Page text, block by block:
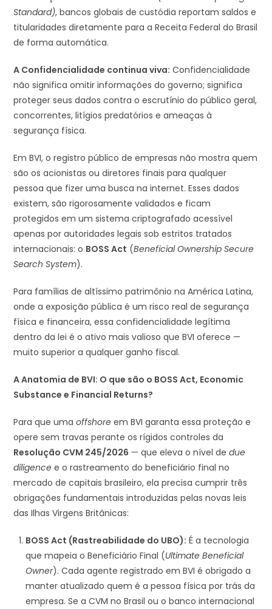
Standard), bancos globais de custódia reportam saldos e
titularidades diretamente para a Receita Federal do Brasil
de forma automática.
A Confidencialidade continua viva: Confidencialidade
não significa omitir informações do governo; significa
proteger seus dados contra o escrutínio do público geral,
concorrentes, litígios predatórios e ameaças à
segurança física.
Em BVI, o registro público de empresas não mostra quem
são os acionistas ou diretores finais para qualquer
pessoa que fizer uma busca na internet. Esses dados
existem, são rigorosamente validados e ficam
protegidos em um sistema criptografado acessível
apenas por autoridades legais sob estritos tratados
internacionais: o BOSS Act (Beneficial Ownership Secure
Search System).
Para famílias de altíssimo patrimônio na América Latina,
onde a exposição pública é um risco real de segurança
física e financeira, essa confidencialidade legítima
dentro da lei é o ativo mais valioso que BVI oferece —
muito superior a qualquer ganho fiscal.
A Anatomia de BVI: O que são o BOSS Act, Economic
Substance e Financial Returns?
Para que umaoffshore em BVI garanta essa proteção e
opere sem travas perante os rígidos controles da
Resolução CVM 245/2026 — que eleva o nível dedue
diligence e o rastreamento do beneficiário final no
mercado de capitais brasileiro, ela precisa cumprir três
obrigações fundamentais introduzidas pelas novas leis
das Ilhas Virgens Britânicas:
BOSS Act (Rastreabilidade do UBO): É a tecnologia
que mapeia o Beneficiário Final (Ultimate Beneficial
Owner). Cada agente registrado em BVI é obrigado a
manter atualizado quem é a pessoa física por trás da
empresa. Se a CVM no Brasil ou o banco internacional